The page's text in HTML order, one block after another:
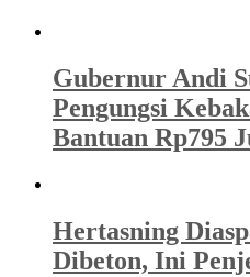
Gubernur Andi
Pengungsi
Bantuan Rp795
Hertasning
Dibeton, Ini